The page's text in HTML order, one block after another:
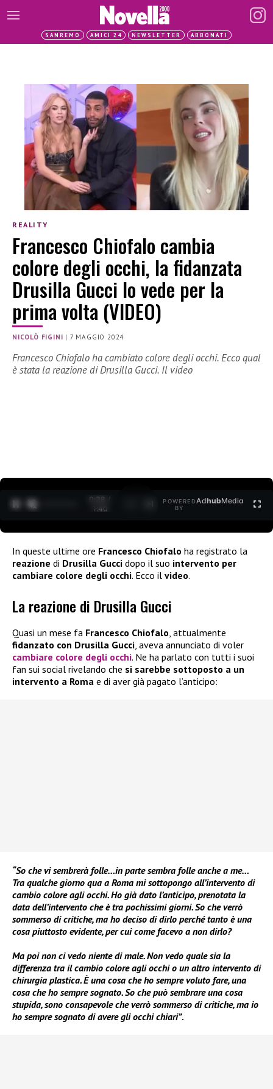
SANREMO AMICI 24 NEWSLETTER ABBONATI
REALITY
Francesco Chiofalo cambia
colore degli occhi, la fidanzata
Drusilla Gucci lo vede per la
prima volta (VIDEO)
NICOLÒ FIGINI | 7 MAGGIO 2024
Francesco Chiofalo ha cambiato colore degli occhi. Ecco qual
è stata la reazione di Drusilla Gucci. Il video
0:29 /
1:40
POWERED
BY
AdhubMedia
In queste ultime ore Francesco Chiofalo ha registrato la
reazione di Drusilla Gucci dopo il suo intervento per
cambiare colore degli occhi. Ecco il video.
La reazione di Drusilla Gucci
Quasi un mese fa Francesco Chiofalo, attualmente
fidanzato con Drusilla Gucci, aveva annunciato di voler
cambiare colore degli occhi. Ne ha parlato con tutti i suoi
fan sui social rivelando che si sarebbe sottoposto a un
intervento a Roma e di aver già pagato l’anticipo:
“So che vi sembrerà folle…in parte sembra folle anche a me…
Tra qualche giorno qua a Roma mi sottopongo all’intervento di
cambio colore agli occhi. Ho già dato l’anticipo, prenotata la
data dell’intervento che è tra pochissimi giorni. So che verrò
sommerso di critiche, ma ho deciso di dirlo perché tanto è una
cosa piuttosto evidente, per cui come facevo a non dirlo?
Ma poi non ci vedo niente di male. Non vedo quale sia la
differenza tra il cambio colore agli occhi o un altro intervento di
chirurgia plastica. È una cosa che ho sempre voluto fare, una
cosa che ho sempre sognato. So che può sembrare una cosa
stupida, sono consapevole che verrò sommerso di critiche, ma io
ho sempre sognato di avere gli occhi chiari”.